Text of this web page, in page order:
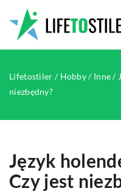
Lifetostiler / Hobby/ Inne/
niezbędny?
Język
Czy jest